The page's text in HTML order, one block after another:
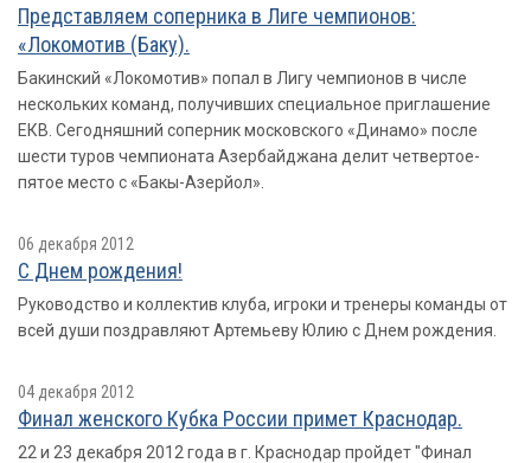
Представляем соперника в Лиге чемпионов:
«Локомотив (Баку).
Бакинский «Локомотив» попал в Лигу чемпионов в числе
нескольких команд, получивших специальное приглашение
ЕКВ. Сегодняшний соперник московского «Динамо» после
шести туров чемпионата Азербайджана делит четвертое-
пятое место с «Бакы-Азерйол».
06 декабря 2012
С Днем рождения!
Руководство и коллектив клуба, игроки и тренеры команды от
всей души поздравляют Артемьеву Юлию с Днем рождения.
04 декабря 2012
Финал женского Кубка России примет Краснодар.
22 и 23 декабря 2012 года в г. Краснодар пройдет "Финал